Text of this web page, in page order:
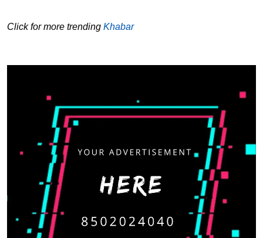
Click for more trending Khabar